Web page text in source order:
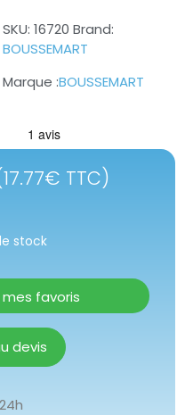
SKU: 16720 Brand:
BOUSSEMART
BOUSSEMART
17.77€ TTC)
stock
favoris
devis